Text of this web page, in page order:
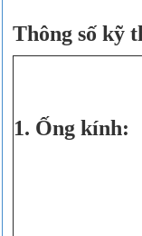
Thông số kỹ
1. Ống kính: